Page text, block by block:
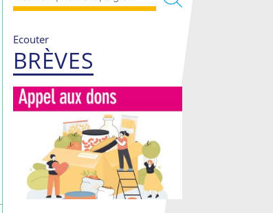
Ecouter
BRÈVES